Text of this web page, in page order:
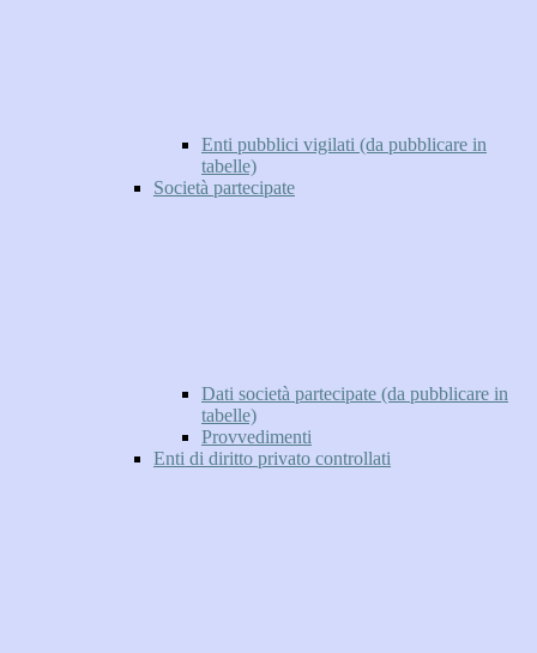
Enti pubblici vigilati (da pubblicare in
tabelle)
Società partecipate
Dati società partecipate (da pubblicare in
tabelle)
Provvedimenti
Enti di diritto privato controllati